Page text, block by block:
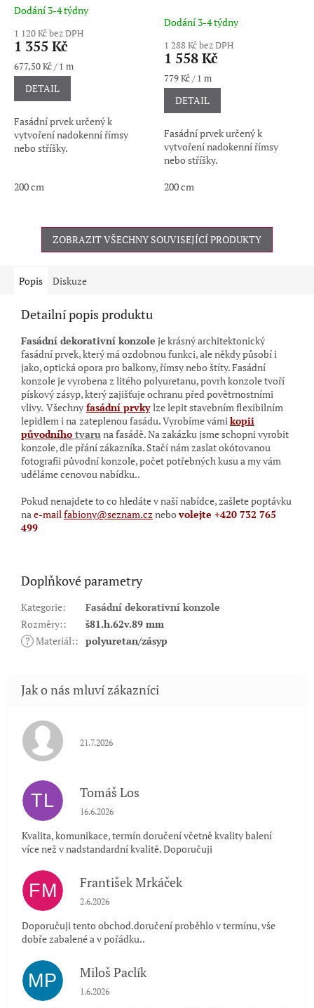
Průměrné
hodnocení
produktu
je
5,0
z
hvězdiček.
Dodání 3-4 týdny
1 120 Kč bez DPH
1 355 Kč
Měrná
cena:
677,50 Kč / 1 m
DETAIL
Fasádní prvek určený k
vytvoření nadokenní římsy
nebo stříšky.
200 cm
Dodání 3-4 týdny
1 288 Kč bez DPH
1 558 Kč
Měrná
cena:
779 Kč / 1 m
DETAIL
Fasádní prvek určený k
vytvoření nadokenní římsy
nebo stříšky.
200 cm
ZOBRAZIT VŠECHNY SOUVISEJÍCÍ PRODUKTY
Popis Diskuze
Detailní popis produktu
Fasádní dekorativní konzole je krásný architektonický
fasádní prvek, který má ozdobnou funkci, ale někdy působí i
jako, optická opora pro balkony, římsy nebo štíty. Fasádní
konzole je vyrobena z litého polyuretanu, povrh konzole tvoří
pískový zásyp, který zajišťujeochranu před povětrnostními
vlivy. Všechny fasádní prvky lze lepit stavebním flexibilním
lepidlem i na zateplenou fasádu. Vyrobíme vámikopii
původního tvaruna fasádě. Na zakázku jsme schopni vyrobit
konzole, dle přání zákazníka. Stačí nám zaslat okótovanou
fotografii původní konzole, počet potřebných kusu a my vám
uděláme cenovou nabídku..
Pokud nenajdete to co hledáte v naší nabídce, zašlete poptávku
nae-mailfabiony@seznam.cz nebovolejte +420 732 765
499
Doplňkové parametry
Kategorie:
Fasádní dekorativní konzole
Rozměry::
š81.h.62v.89 mm
? Materiál:: polyuretan/zásyp
Hodnocení obchodu je 5 z 5 hvězdiček.
21.7.2026
TL Tomáš Los
Hodnocení obchodu je 5 z 5 hvězdiček.
16.6.2026
Kvalita, komunikace, termín doručení včetně kvality balení
více než v nadstandardní kvalitě. Doporučuji
FM František Mrkáček
Hodnocení obchodu je 5 z 5 hvězdiček.
2.6.2026
Doporučuji tento obchod.doručení proběhlo v termínu, vše
dobře zabalené a v pořádku..
MP Miloš Paclík
Hodnocení obchodu je 5 z 5 hvězdiček.
1.6.2026